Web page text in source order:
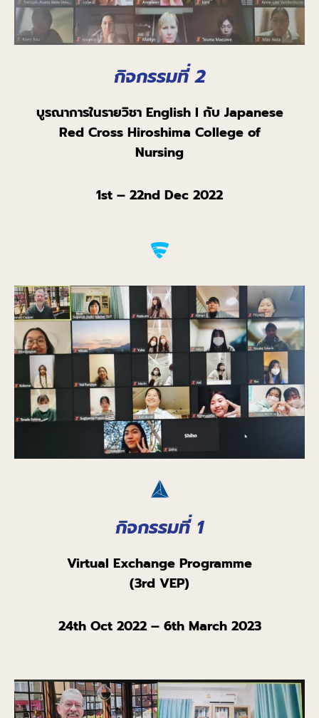
กิจกรรมที่ 2
บูรณาการในรายวิชา English I กับ Japanese
Red Cross Hiroshima College of
Nursing
1st – 22nd Dec 2022
กิจกรรมที่ 1
Virtual Exchange Programme
(3rd VEP)
24thOct 2022 – 6thMarch 2023